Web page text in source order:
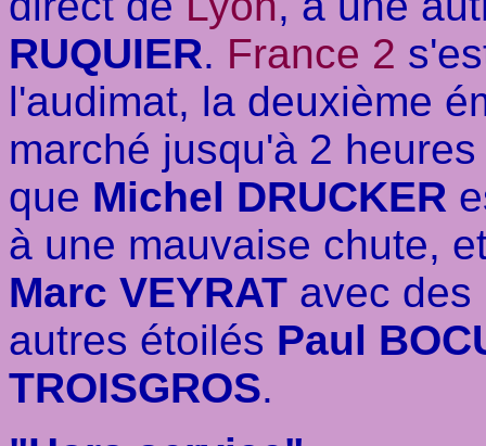
RUQUIER. France 2
l'audimat, la deuxième
marché jusqu'à 2
que Michel DRUCKER
à une mauvaise chute,
Marc VEYRAT avec des
autres étoilés Paul
TROISGROS.